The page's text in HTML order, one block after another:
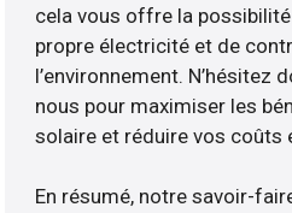
cela vous offre la
propre électricité et de
l’environnement. N’hésitez
nous pour maximiser les
solaire et réduire vos coûts
En résumé, notre savoir-